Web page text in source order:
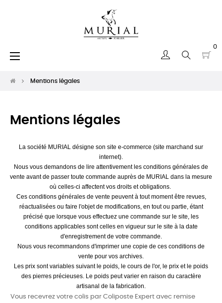
0
Basculer
navigation
☰
Mentions légales
Mentions légales
La société MURIAL désigne son site e-commerce (site marchand sur
internet).
Nous vous demandons de lire attentivement les conditions générales de
vente avant de passer toute commande auprès de MURIAL dans la mesure
où celles-ci affectent vos droits et obligations.
Ces conditions générales de vente peuvent à tout moment être revues,
réactualisées ou faire l'objet de modifications, en tout ou partie, étant
précisé que lorsque vous effectuez une commande sur le site, les
conditions applicables sont celles en vigueur sur le site à la date
d'enregistrement de votre commande.
Nous vous recommandons d'imprimer une copie de ces conditions de
vente pour vos archives.
Les prix sont variables suivant le poids, le cours de l'or, le prix et le poids
des pierres précieuses. Le poids peut varier en raison du caractère
artisanal de la fabrication.
Vous recevrez votre colis par Coliposte Expert avec remise